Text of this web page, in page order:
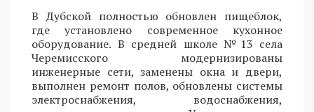
В Дубской полностью обновлен пищеблок,
где установлено современное кухонное
оборудование. В средней школе №13 села
Черемисского модернизированы
инженерные сети, заменены окна и двери,
выполнен ремонт полов, обновлены системы
электроснабжения, водоснабжения,